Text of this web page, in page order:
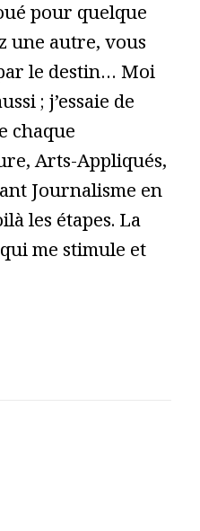
pour quelque
une autre, vous
le destin… Moi
; j’essaie de
chaque
Arts-Appliqués,
Journalisme en
les étapes. La
me stimule et